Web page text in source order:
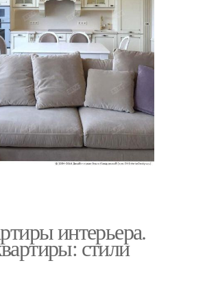
интерьера.
стили